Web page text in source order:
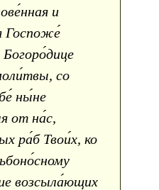
и
Госпоже́
со
ны́не
от на́с,
ра́б Твои́х, ко
возсыла́ющих